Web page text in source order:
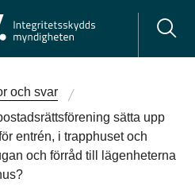
och svar
sätta upp
entrén, i trapphuset och
och förråd till lägenheterna